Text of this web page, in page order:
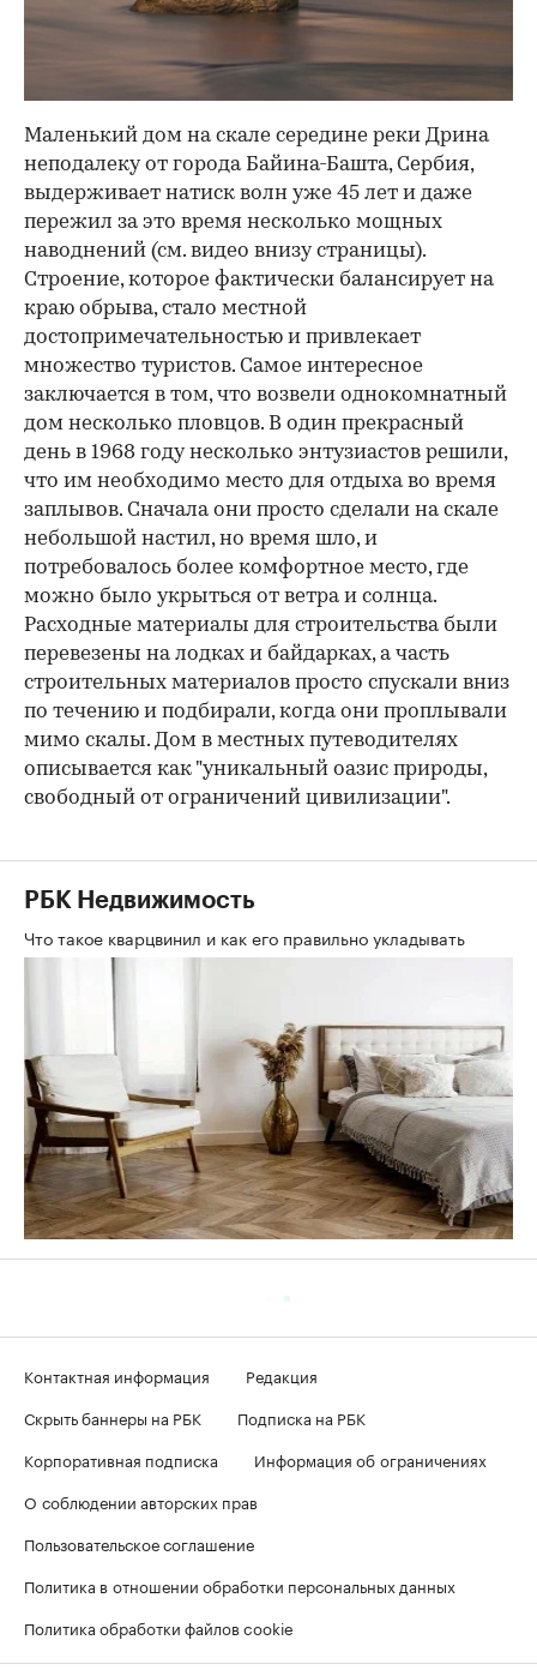
Маленький дом на скале середине реки Дрина
неподалеку от города Байина-Башта, Сербия,
выдерживает натиск волн уже 45 лет и даже
пережил за это время несколько мощных
наводнений (см. видео внизу страницы).
Строение, которое фактически балансирует на
краю обрыва, стало местной
достопримечательностью и привлекает
множество туристов. Самое интересное
заключается в том, что возвели однокомнатный
дом несколько пловцов. В один прекрасный
день в 1968 году несколько энтузиастов решили,
что им необходимо место для отдыха во время
заплывов. Сначала они просто сделали на скале
небольшой настил, но время шло, и
потребовалось более комфортное место, где
можно было укрыться от ветра и солнца.
Расходные материалы для строительства были
перевезены на лодках и байдарках, а часть
строительных материалов просто спускали вниз
по течению и подбирали, когда они проплывали
мимо скалы. Дом в местных путеводителях
описывается как "уникальный оазис природы,
свободный от ограничений цивилизации".
РБК Недвижимость
Что такое кварцвинил и как его правильно укладывать
Контактная информация
Редакция
Скрыть баннеры на РБК
Подписка на РБК
Корпоративная подписка
Информация об ограничениях
О соблюдении авторских прав
Пользовательское соглашение
Политика в отношении обработки персональных данных
Политика обработки файлов cookie